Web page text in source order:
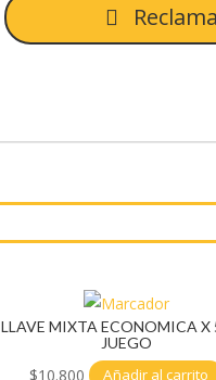
LLAVE MIXTA ECONOMICA X
JUEGO
$10.800 Añadir al carrito